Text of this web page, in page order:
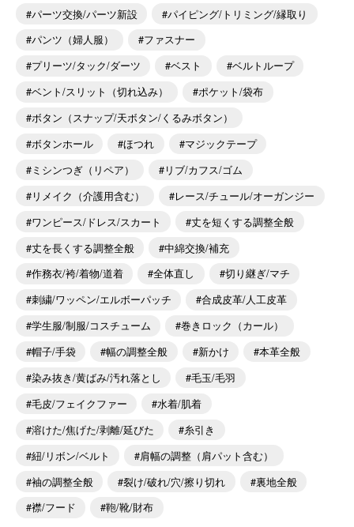
パーツ交換/パーツ新設
パイピング/トリミング/縁取り
パンツ（婦人服）
ファスナー
プリーツ/タック/ダーツ
ベスト
ベルトループ
ベント/スリット（切れ込み）
ポケット/袋布
ボタン（スナップ/天ボタン/くるみボタン）
ボタンホール
ほつれ
マジックテープ
ミシンつぎ（リペア）
リブ/カフス/ゴム
リメイク（介護用含む）
レース/チュール/オーガンジー
ワンピース/ドレス/スカート
丈を短くする調整全般
丈を長くする調整全般
中綿交換/補充
作務衣/袴/着物/道着
全体直し
切り継ぎ/マチ
刺繍/ワッペン/エルボーパッチ
合成皮革/人工皮革
学生服/制服/コスチューム
巻きロック（カール）
帽子/手袋
幅の調整全般 新かけ
本革全般
染み抜き/黄ばみ/汚れ落とし
毛玉/毛羽
毛皮/フェイクファー
水着/肌着
溶けた/焦げた/剥離/延びた
糸引き
紐/リボン/ベルト
肩幅の調整（肩パット含む）
袖の調整全般
裂け/破れ/穴/擦り切れ
裏地全般
襟/フード
鞄/靴/財布